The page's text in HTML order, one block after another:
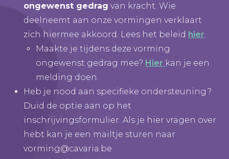
ongewenst gedrag van kracht. Wie
deelneemt aan onze vormingen verklaart
zich hiermee akkoord. Lees het beleid hier
Maakte je tijdens deze vorming
ongewenst gedrag mee? Hier kan je een
melding doen.
Heb je nood aan specifieke ondersteuning?
Duid de optie aan op het
inschrijvingsformulier. Als je hier vragen over
hebt kan je een mailtje sturen naar
vorming@cavaria.be